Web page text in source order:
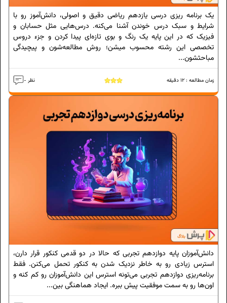
یک برنامه ریزی درسی یازدهم ریاضی دقیق و اصولی، دانش‌آموز رو با
شرایط و سبک درس‌ خوندن آشنا می‌کنه. درس‌هایی مثل حسابان و
فیزیک که در این پایه یک رنگ و بوی تازه‌ای پیدا کردن و جزء دروس
تخصصی این رشته محسوب میشن؛ روش مطالعه‌‌شون و پیچیدگی
مباحثشون...
- نظر زمان مطالعه : 12 دقیقه
دانش‌آموزان پایه دوازدهم تجربی که حالا در دو قدمی کنکور قرار دارن،
استرس زیادی رو به خاطر نزدیک شدن به کنکور تحمل می‌کنن. فقط
برنامه‌ریزی دوازدهم تجربی می‌تونه استرس این دانش‌آموزان رو کم کنه و
اون‌ها رو به سمت موفقیت پیش ببره. ایجاد هماهنگی بین...